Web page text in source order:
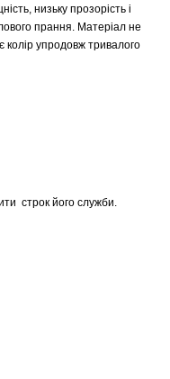
низьку прозорість і
прання. Матеріал не
колір упродовж тривалого
строк його служби.